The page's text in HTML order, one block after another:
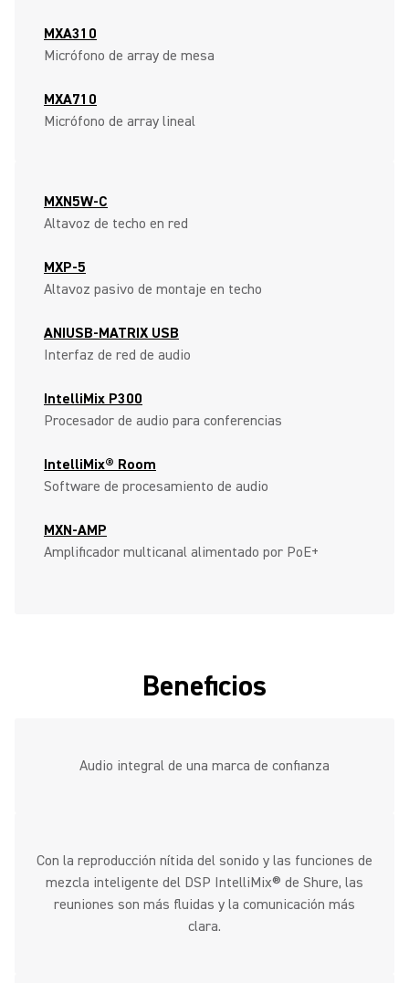
MXA310
Micrófono de array de mesa
MXA710
Micrófono de array lineal
MXN5W-C
Altavoz de techo en red
MXP-5
Altavoz pasivo de montaje en techo
ANIUSB-MATRIX USB
Interfaz de red de audio
IntelliMix P300
Procesador de audio para conferencias
IntelliMix® Room
Software de procesamiento de audio
MXN-AMP
Amplificador multicanal alimentado por PoE+
Beneficios
Audio integral de una marca de confianza
Con la reproducción nítida del sonido y las funciones de
mezcla inteligente del DSP IntelliMix® de Shure, las
reuniones son más fluidas y la comunicación más
clara.